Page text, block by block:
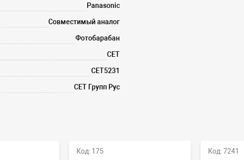
Panasonic
Совместимый аналог
Фотобарабан
CET
CET5231
СЕТ Групп Рус
Код: 175 Код: 7241